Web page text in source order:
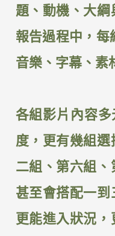
題、動機、大
報告過程中，每
音樂、字幕、素
各組影片內容
度，更有幾組
二組、第六組
甚至會搭配一
更能進入狀況